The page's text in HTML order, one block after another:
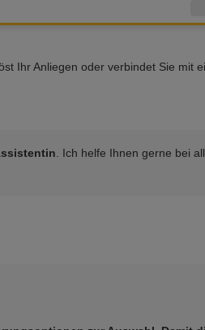
Ihr Anliegen oder verbindet Sie mit
. Ich helfe Ihnen gerne bei